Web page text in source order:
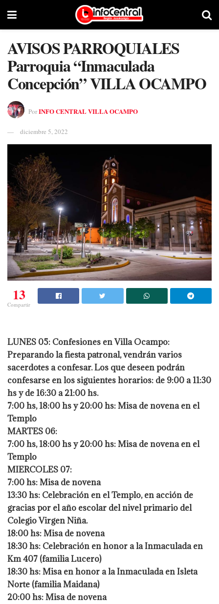
AVISOS PARROQUIALES
Parroquia “Inmaculada
Concepción” VILLA OCAMPO
PorINFO CENTRAL VILLA OCAMPO
diciembre 5, 2022
13
Compartir
LUNES 05: Confesiones en Villa Ocampo:
Preparando la fiesta patronal, vendrán varios
sacerdotes a confesar. Los que deseen podrán
confesarse en los siguientes horarios: de 9:00 a 11:30
hs y de 16:30 a 21:00 hs.
7:00 hs, 18:00 hs y 20:00 hs: Misa de novena en el
Templo
MARTES 06:
7:00 hs, 18:00 hs y 20:00 hs: Misa de novena en el
Templo
MIERCOLES 07:
7:00 hs: Misa de novena
13:30 hs: Celebración en el Templo, en acción de
gracias por el año escolar del nivel primario del
Colegio Virgen Niña.
18:00 hs: Misa de novena
18:30 hs: Celebración en honor a la Inmaculada en
Km 407 (familia Lucero)
18:30 hs: Misa en honor a la Inmaculada en Isleta
Norte (familia Maidana)
20:00 hs: Misa de novena